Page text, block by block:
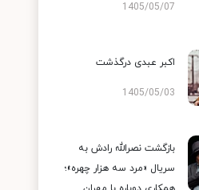
1405/05/07
اکبر عبدی درگذشت
1405/05/03
بازگشت نصرالله رادش به
سریال «مرد سه هزار چهره»؛